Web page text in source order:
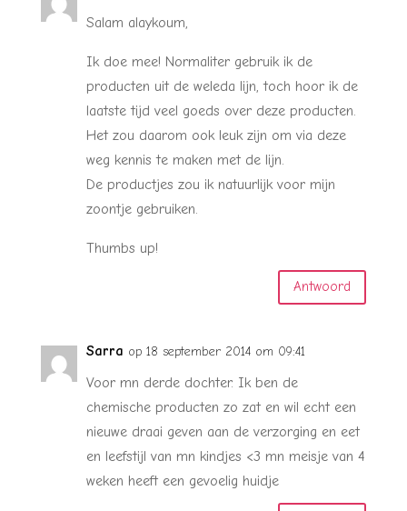
Salam alaykoum,
Ik doe mee! Normaliter gebruik ik de
producten uit de weleda lijn, toch hoor ik de
laatste tijd veel goeds over deze producten.
Het zou daarom ook leuk zijn om via deze
weg kennis te maken met de lijn.
De productjes zou ik natuurlijk voor mijn
zoontje gebruiken.
Thumbs up!
Antwoord
Sarra op 18 september 2014 om 09:41
Voor mn derde dochter. Ik ben de
chemische producten zo zat en wil echt een
nieuwe draai geven aan de verzorging en eet
en leefstijl van mn kindjes <3 mn meisje van 4
weken heeft een gevoelig huidje